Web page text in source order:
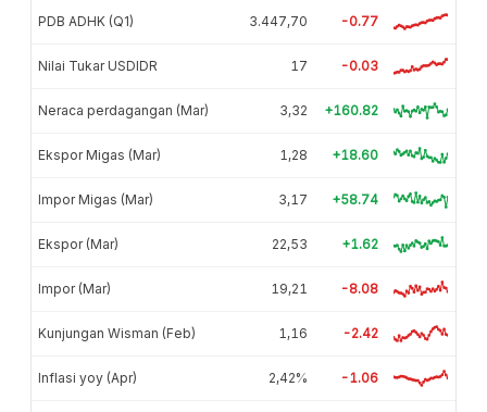
PDB ADHK (Q1) 3.447,70 -0.77
Nilai Tukar USDIDR 17 -0.03
Neraca perdagangan (Mar) 3,32 +160.82
Ekspor Migas (Mar) 1,28 +18.60
Impor Migas (Mar) 3,17 +58.74
Ekspor (Mar) 22,53 +1.62
Impor (Mar) 19,21 -8.08
Kunjungan Wisman (Feb) 1,16 -2.42
Inflasi yoy (Apr) 2,42% -1.06